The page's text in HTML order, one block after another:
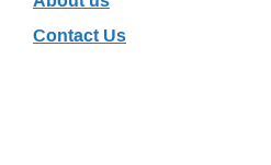
Contact Us